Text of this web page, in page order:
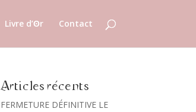
Livre d’ʘr Contact
Articles récents
FERMETURE DÉFINITIVE LE